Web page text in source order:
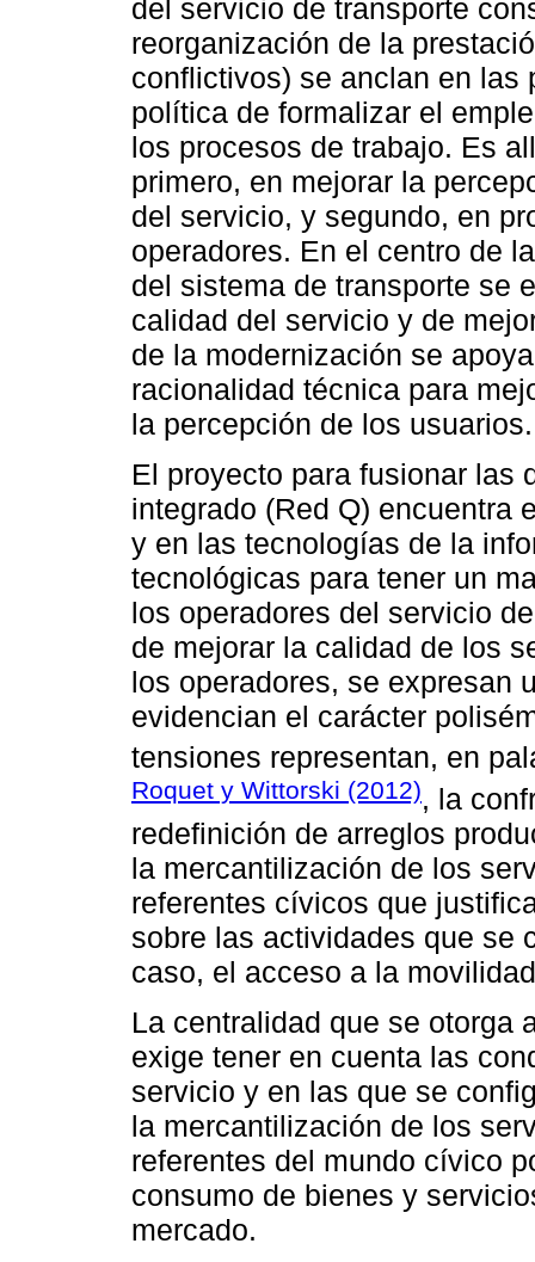
del servicio de transporte
reorganización de la
conflictivos) se anclan en las
política de formalizar el
los procesos de trabajo. Es
primero, en mejorar la
del servicio, y segundo, en
operadores. En el centro de
del sistema de transporte se
calidad del servicio y de
de la modernización se
racionalidad técnica para
la percepción de los usuarios.
El proyecto para fusionar las
integrado (Red Q) encuentra
y en las tecnologías de la
tecnológicas para tener un
los operadores del servicio
de mejorar la calidad de los
los operadores, se expresan
evidencian el carácter
tensiones representan, en
Roquet y Wittorski (2012), la
redefinición de arreglos
la mercantilización de los
referentes cívicos que
sobre las actividades que se
caso, el acceso a la
La centralidad que se otorga
exige tener en cuenta las
servicio y en las que se
la mercantilización de los
referentes del mundo cívico
consumo de bienes y
mercado.